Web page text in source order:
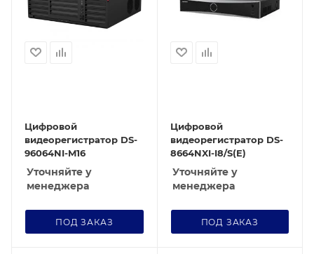
Цифровой
видеорегистратор DS-
96064NI-M16
Уточняйте у
менеджера
ПОД ЗАКАЗ
Цифровой
видеорегистратор DS-
8664NXI-I8/S(E)
Уточняйте у
менеджера
ПОД ЗАКАЗ